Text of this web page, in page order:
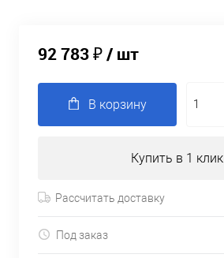
92 783 ₽/ шт
В корзину
Купить в 1 клик
Рассчитать доставку
Под заказ